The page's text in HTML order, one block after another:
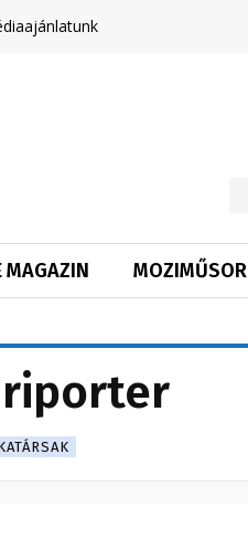
MAGAZIN MOZIMŰSOR
riporter